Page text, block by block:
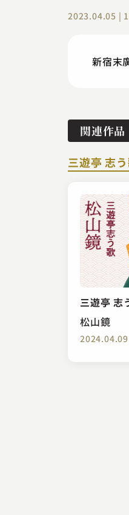
2023.04.05 |
新宿末
関連作品
三遊亭 志
三遊亭 志
松山鏡